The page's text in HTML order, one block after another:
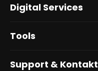
Digital Services
Tools
Support & Kontakt